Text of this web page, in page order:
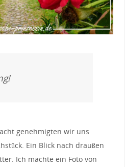
genehmigten wir uns
Ein Blick nach draußen
Ich machte ein Foto von